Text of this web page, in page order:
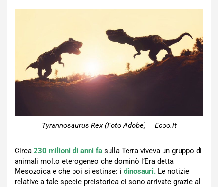
Tyrannosaurus Rex (Foto Adobe) – Ecoo.it
Circa 230 milioni di anni fa sulla Terra viveva un gruppo di
animali molto eterogeneo che dominò l’Era detta
Mesozoica e che poi si estinse: i dinosauri. Le notizie
relative a tale specie preistorica ci sono arrivate grazie al